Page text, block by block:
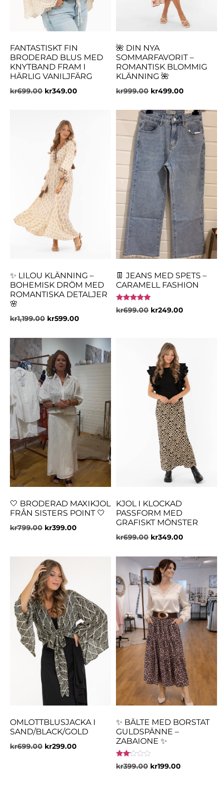
FANTASTISKT FIN
BRODERAD BLUS MED
KNYTBAND FRAM I
HÄRLIG VANILJFÄRG
kr699.00 kr349.00
🌺 DIN NYA
SOMMARFAVORIT –
ROMANTISK BLOMMIG
KLÄNNING 🌺
kr999.00 kr499.00
✨ LILOU KLÄNNING –
BOHEMISK DRÖM MED
ROMANTISKA DETALJER
🌸
kr1,199.00 kr599.00
👖 JEANS MED SPETS –
CARAMELL FASHION
Betygsatt
5.00
kr699.00 kr249.00
🤍 BRODERAD MAXIKJOL
FRÅN SISTERS POINT 🤍
kr799.00 kr399.00
KJOL I KLOCKAD
PASSFORM MED
GRAFISKT MÖNSTER
kr699.00 kr349.00
OMLOTTBLUSJACKA I
SAND/BLACK/GOLD
kr699.00 kr299.00
✨ BÄLTE MED BORSTAT
GULDSPÄNNE –
ZABAIONE ✨
Betygsatt
2.00
kr399.00 kr199.00